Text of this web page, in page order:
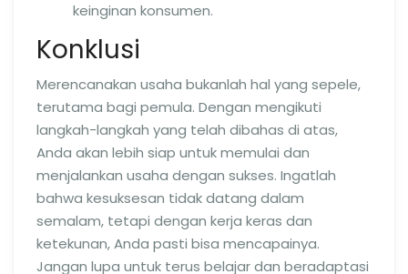
keinginan konsumen.
Konklusi
Merencanakan usaha bukanlah hal yang sepele,
terutama bagi pemula. Dengan mengikuti
langkah-langkah yang telah dibahas di atas,
Anda akan lebih siap untuk memulai dan
menjalankan usaha dengan sukses. Ingatlah
bahwa kesuksesan tidak datang dalam
semalam, tetapi dengan kerja keras dan
ketekunan, Anda pasti bisa mencapainya.
Jangan lupa untuk terus belajar dan beradaptasi